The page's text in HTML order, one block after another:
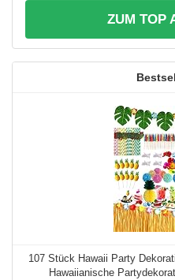
ZUM TOP
107 Stück Hawaii Party
Hawaiianische